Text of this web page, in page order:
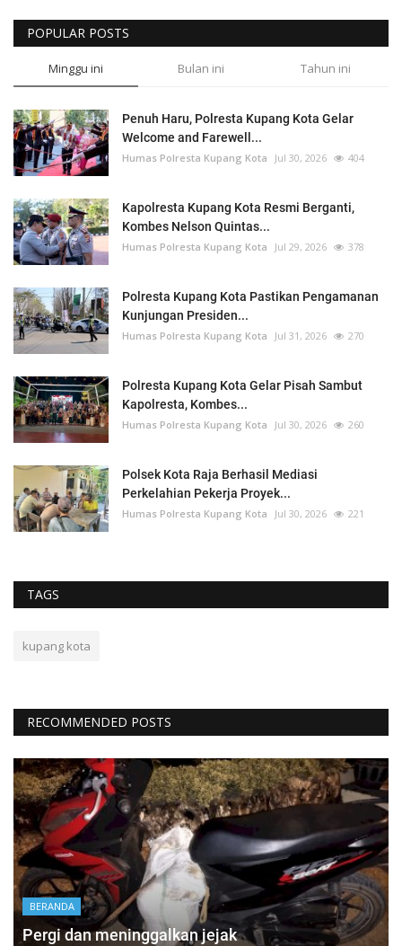
POPULAR POSTS
Minggu ini Bulan ini Tahun ini
Penuh Haru, Polresta Kupang Kota Gelar
Welcome and Farewell...
Humas Polresta Kupang Kota Jul 30, 2026 404
Kapolresta Kupang Kota Resmi Berganti,
Kombes Nelson Quintas...
Humas Polresta Kupang Kota Jul 29, 2026 378
Polresta Kupang Kota Pastikan Pengamanan
Kunjungan Presiden...
Humas Polresta Kupang Kota Jul 31, 2026 270
Polresta Kupang Kota Gelar Pisah Sambut
Kapolresta, Kombes...
Humas Polresta Kupang Kota Jul 30, 2026 260
Polsek Kota Raja Berhasil Mediasi
Perkelahian Pekerja Proyek...
Humas Polresta Kupang Kota Jul 30, 2026 221
TAGS
kupang kota
RECOMMENDED POSTS
BERANDA
Pergi dan meninggalkan jejak